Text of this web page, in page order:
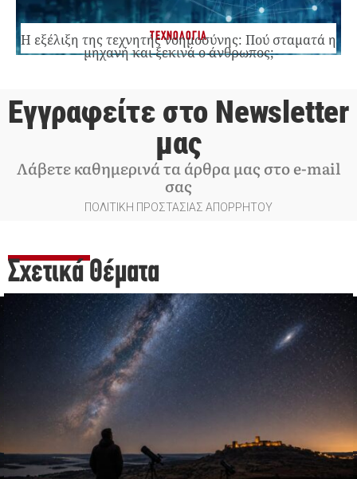
ΤΕΧΝΟΛΟΓΙΑ
Η εξέλιξη της τεχνητής νοημοσύνης: Πού σταματά η
μηχανή και ξεκινά ο άνθρωπος;
Εγγραφείτε στο Newsletter
μας
Λάβετε καθημερινά τα άρθρα μας στο e-mail
σας
ΠΟΛΙΤΙΚΗ ΠΡΟΣΤΑΣΙΑΣ ΑΠΟΡΡΗΤΟΥ
Σχετικά Θέματα